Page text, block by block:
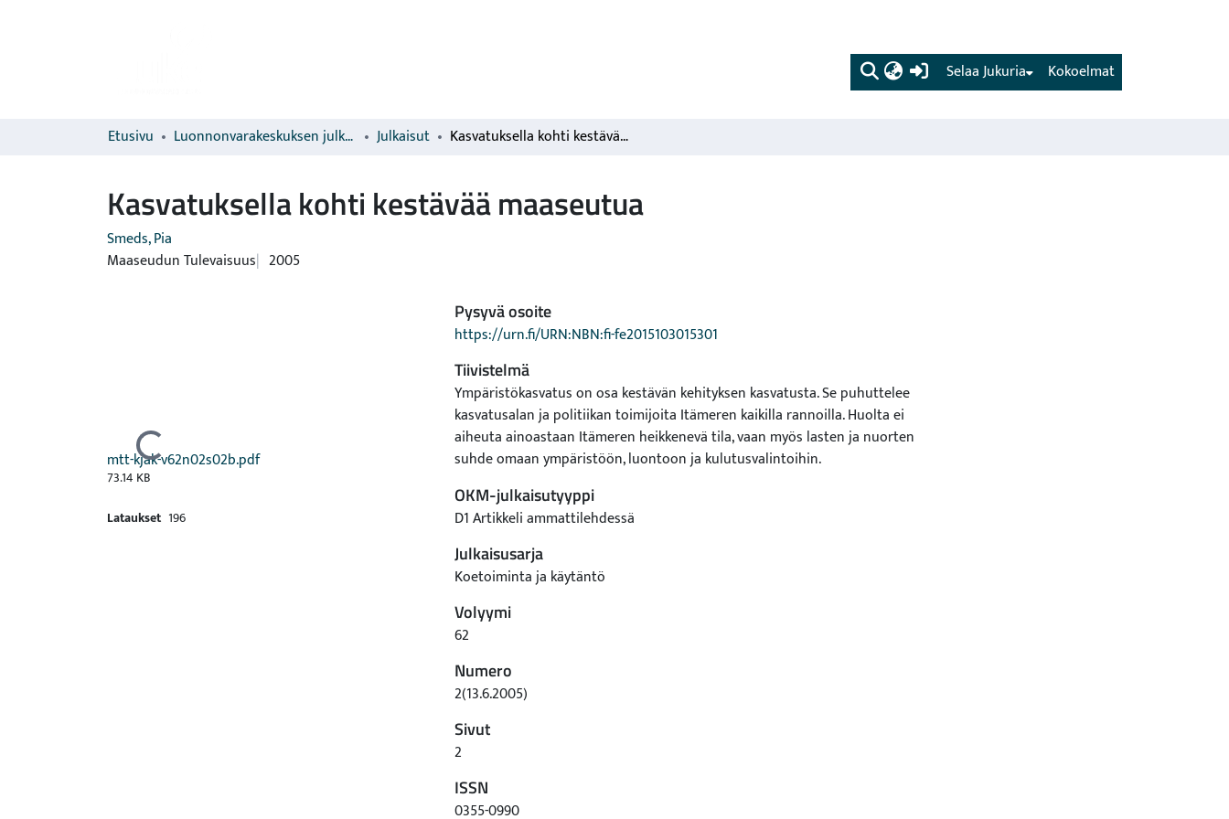
(current) Kokoelmat
Selaa Jukuria
Etusivu Luonnonvarakeskuksen julkaisut Julkaisut Kasvatuksella kohti kestävää maaseutua
Kasvatuksella kohti kestävää maaseutua
Smeds, Pia
Maaseudun Tulevaisuus 2005
Ladataan...
mtt-kjak-v62n02s02b.pdf
73.14 KB
Lataukset 196
Pysyvä osoite
https://urn.fi/URN:NBN:fi-fe2015103015301
Tiivistelmä
Ympäristökasvatus on osa kestävän kehityksen kasvatusta. Se puhuttelee
kasvatusalan ja politiikan toimijoita Itämeren kaikilla rannoilla. Huolta ei
aiheuta ainoastaan Itämeren heikkenevä tila, vaan myös lasten ja nuorten
suhde omaan ympäristöön, luontoon ja kulutusvalintoihin.
OKM-julkaisutyyppi
D1 Artikkeli ammattilehdessä
Julkaisusarja
Koetoiminta ja käytäntö
Volyymi
62
Numero
2(13.6.2005)
Sivut
2
ISSN
0355-0990